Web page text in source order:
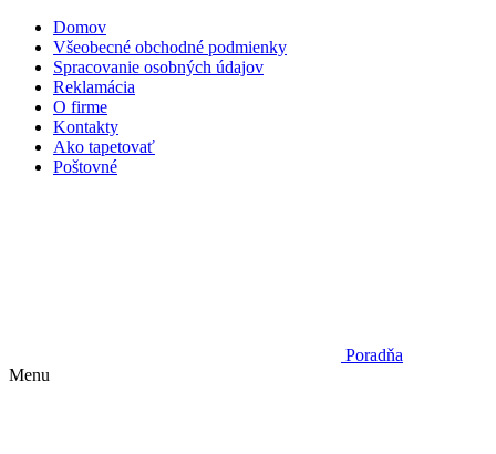
Domov
Všeobecné obchodné podmienky
Spracovanie osobných údajov
Reklamácia
O firme
Kontakty
Ako tapetovať
Poštovné
Poradňa
Menu